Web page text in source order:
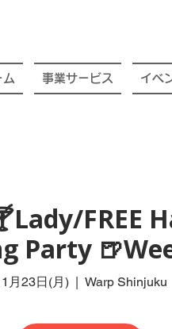
ム 事業サービス イベ
FREE
Party
月23日(月)
  |
Warp Shinjuku